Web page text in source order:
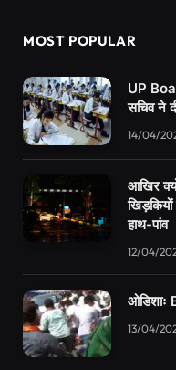
MOST POPULAR
UP
सचिव ने
14/04/
आखिर
हाथ-पांव
12/04/
ओडिशाः
13/04/